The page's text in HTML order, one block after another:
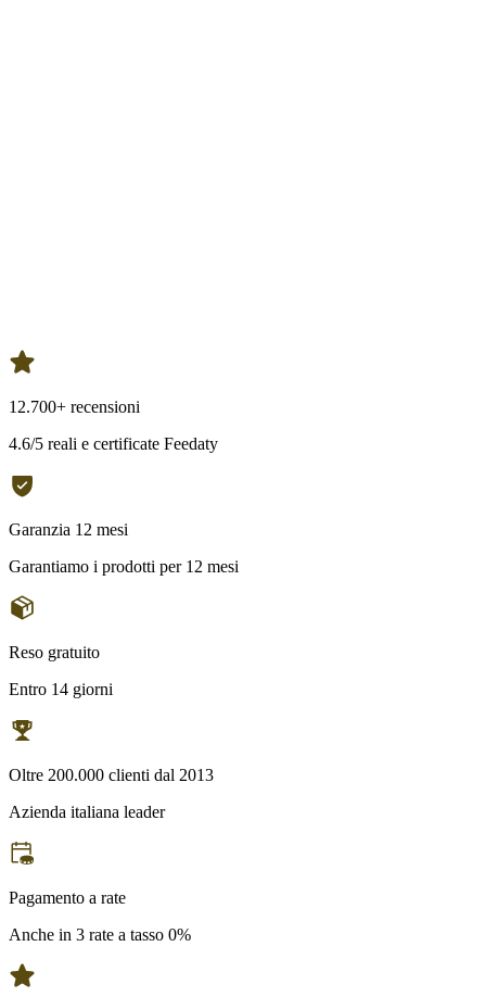
12.700+ recensioni
4.6/5 reali e certificate Feedaty
Garanzia 12 mesi
Garantiamo i prodotti per 12 mesi
Reso gratuito
Entro 14 giorni
Oltre 200.000 clienti dal 2013
Azienda italiana leader
Pagamento a rate
Anche in 3 rate a tasso 0%